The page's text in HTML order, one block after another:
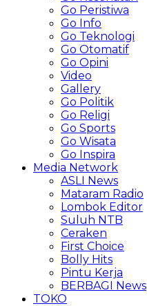
Go Peristiwa
Go Info
Go Teknologi
Go Otomatif
Go Opini
Video
Gallery
Go Politik
Go Religi
Go Sports
Go Wisata
Go Inspira
Media Network
ASLI News
Mataram Radio
Lombok Editor
Suluh NTB
Ceraken
First Choice
Bolly Hits
Pintu Kerja
BERBAGI News
TOKO